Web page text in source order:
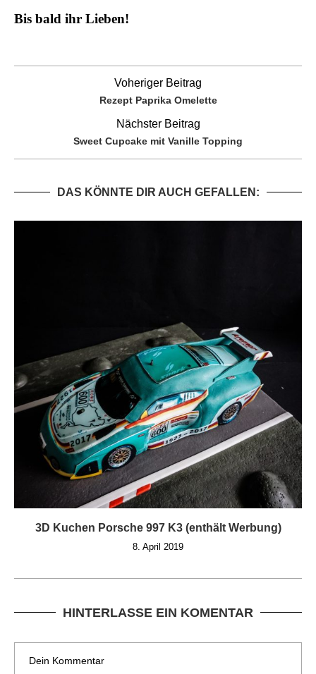
Bis bald ihr Lieben!
Voheriger Beitrag
Rezept Paprika Omelette
Nächster Beitrag
Sweet Cupcake mit Vanille Topping
DAS KÖNNTE DIR AUCH GEFALLEN:
3D Kuchen Porsche 997 K3 (enthält Werbung)
8. April 2019
HINTERLASSE EIN KOMENTAR